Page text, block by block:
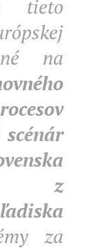
tieto
na
z
za